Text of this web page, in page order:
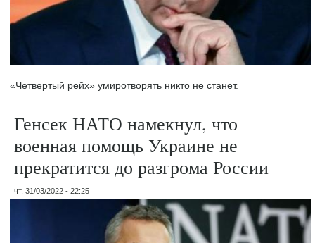
«Четвертый рейх» умиротворять никто не станет.
Генсек НАТО намекнул, что
военная помощь Украине не
прекратится до разгрома России
чт, 31/03/2022 - 22:25